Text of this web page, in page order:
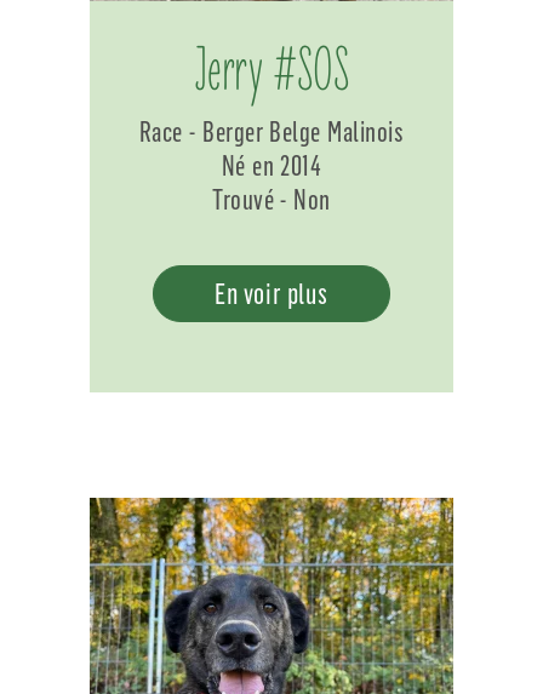
Jerry #SOS
Race - Berger Belge Malinois
Né en 2014
Trouvé - Non
En voir plus